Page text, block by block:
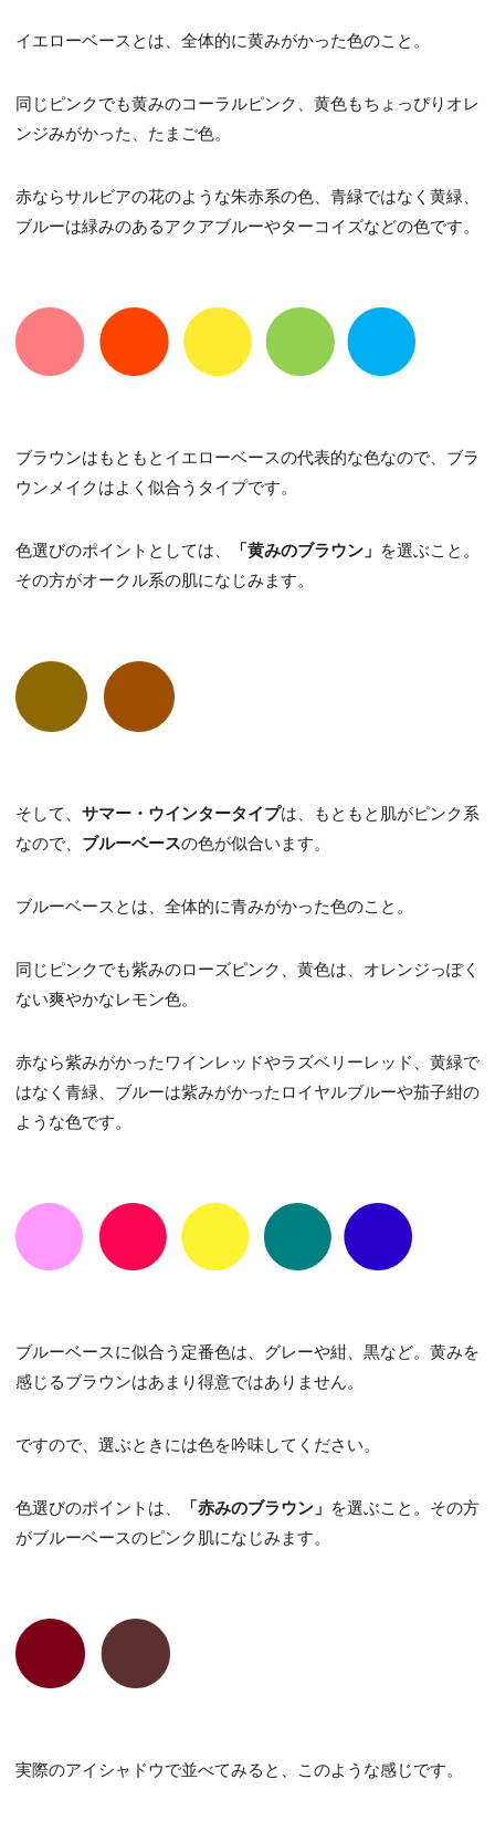
イエローベースとは、全体的に黄みがかった色のこと。
同じピンクでも黄みのコーラルピンク、黄色もちょっぴりオレ
ンジみがかった、たまご色。
赤ならサルビアの花のような朱赤系の色、青緑ではなく黄緑、
ブルーは緑みのあるアクアブルーやターコイズなどの色です。
ブラウンはもともとイエローベースの代表的な色なので、ブラ
ウンメイクはよく似合うタイプです。
色選びのポイントとしては、 「黄みのブラウン」 を選ぶこと。
その方がオークル系の肌になじみます。
そして、 サマー・ウインタータイプは、もともと肌がピンク系
なので、 ブルーベースの色が似合います。
ブルーベースとは、全体的に青みがかった色のこと。
同じピンクでも紫みのローズピンク、黄色は、オレンジっぽく
ない爽やかなレモン色。
赤なら紫みがかったワインレッドやラズベリーレッド、黄緑で
はなく青緑、ブルーは紫みがかったロイヤルブルーや茄子紺の
ような色です。
ブルーベースに似合う定番色は、グレーや紺、黒など。黄みを
感じるブラウンはあまり得意ではありません。
ですので、選ぶときには色を吟味してください。
色選びのポイントは、 「赤みのブラウン」 を選ぶこと。その方
がブルーベースのピンク肌になじみます。
実際のアイシャドウで並べてみると、このような感じです。